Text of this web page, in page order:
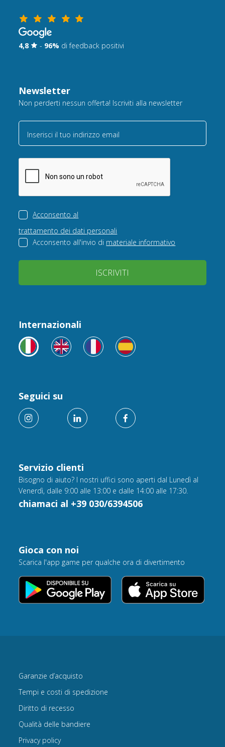
4,8 - 96% di feedback positivi
Newsletter
Non perderti nessun offerta! Iscriviti alla newsletter
Inserisci il tuo indirizzo email
Acconsento al
trattamento dei dati personali
Acconsento all'invio di materiale informativo
ISCRIVITI
Servizio clienti
Bisogno di aiuto? I nostri uffici sono aperti dal Lunedì al
Venerdì, dalle 9:00 alle 13:00 e dalle 14:00 alle 17:30.
chiamaci al +39 030/6394506
Internazionali
Seguici su
Gioca con noi
Scarica l'app game per qualche ora di divertimento
Garanzie d’acquisto
Tempi e costi di spedizione
Diritto di recesso
Qualità delle bandiere
Privacy policy